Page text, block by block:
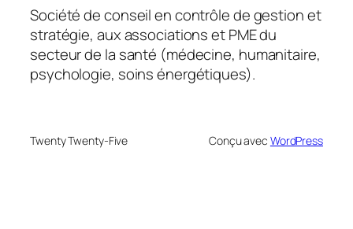
Société de conseil en contrôle de gestion et
stratégie, aux associations et PME du
secteur de la santé (médecine, humanitaire,
psychologie, soins énergétiques).
Twenty Twenty-Five Conçu avec WordPress